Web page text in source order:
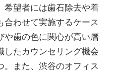
希望者には歯石除去や着
わせて実施するケース
歯の色に関心が高い層
したカウンセリング機会
。また、渋谷のオフィス